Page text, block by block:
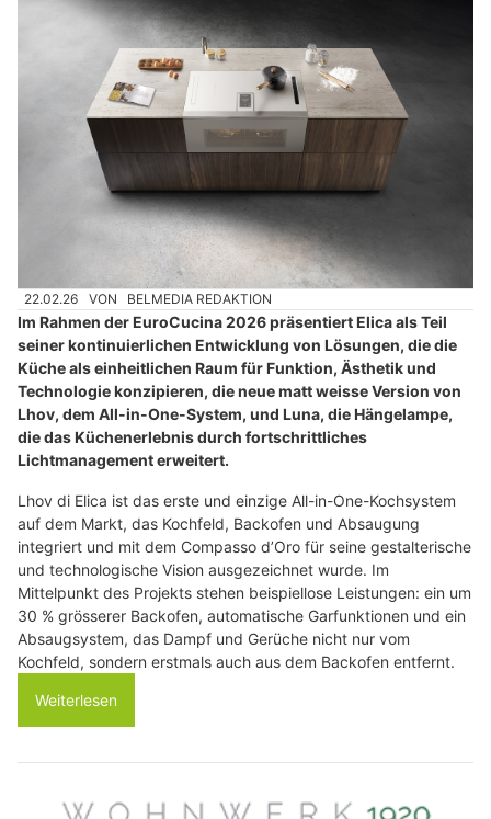
22.02.26 VON BELMEDIA REDAKTION
Im Rahmen der EuroCucina 2026 präsentiert Elica als Teil
seiner kontinuierlichen Entwicklung von Lösungen, die die
Küche als einheitlichen Raum für Funktion, Ästhetik und
Technologie konzipieren, die neue matt weisse Version von
Lhov, dem All-in-One-System, und Luna, die Hängelampe,
die das Küchenerlebnis durch fortschrittliches
Lichtmanagement erweitert.
Lhov di Elica ist das erste und einzige All-in-One-Kochsystem
auf dem Markt, das Kochfeld, Backofen und Absaugung
integriert und mit dem Compasso d’Oro für seine gestalterische
und technologische Vision ausgezeichnet wurde. Im
Mittelpunkt des Projekts stehen beispiellose Leistungen: ein um
30 % grösserer Backofen, automatische Garfunktionen und ein
Absaugsystem, das Dampf und Gerüche nicht nur vom
Kochfeld, sondern erstmals auch aus dem Backofen entfernt.
Weiterlesen